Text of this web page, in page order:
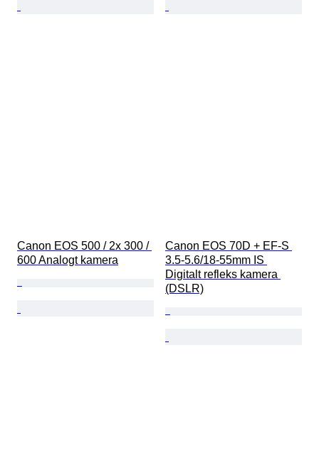
Canon EOS 500 / 2x 300 /
600 Analogt kamera
Canon EOS 70D + EF-S
3.5-5.6/18-55mm IS
Digitalt refleks kamera
(DSLR)